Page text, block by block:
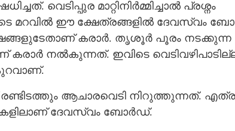
വെടിപ്പുര മാറ്റി​നി​ർമ്മി​ച്ചാൽ പ്രശ്നം
മറവി​ൽ ഈ ക്ഷേത്രങ്ങളി​ൽ ദേവസ്വം
കരാർ. തൃശൂർ പൂരം നടക്കുന്ന
കരാർ നൽകുന്നത്. ഇവി​ടെ
ആചാരവെടി​ നി​റുത്തുന്നത്.
ദേവസ്വം ബോർഡ്.